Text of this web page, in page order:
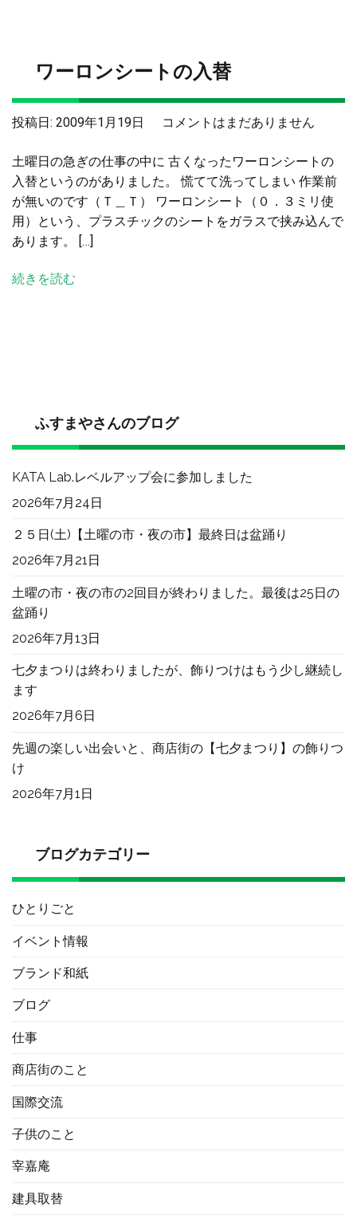
ワーロンシートの入替
投稿日: 2009年1月19日
ワ
ロ
ン
シ
ー
コメントはまだありません
土曜日の急ぎの仕事の中に 古くなったワーロンシートの
入替というのがありました。 慌てて洗ってしまい 作業前
が無いのです（Ｔ＿Ｔ） ワーロンシート（０．３ミリ使
用）という、プラスチックのシートをガラスで挟み込んで
あります。 […]
続きを読む
ふすまやさんのブログ
KATA Lab.レベルアップ会に参加しました
2026年7月24日
２５日(土)【土曜の市・夜の市】最終日は盆踊り
2026年7月21日
土曜の市・夜の市の2回目が終わりました。最後は25日の
盆踊り
2026年7月13日
七夕まつりは終わりましたが、飾りつけはもう少し継続し
ます
2026年7月6日
先週の楽しい出会いと、商店街の【七夕まつり】の飾りつ
け
2026年7月1日
ブログカテゴリー
ひとりごと
イベント情報
ブランド和紙
ブログ
仕事
商店街のこと
国際交流
子供のこと
宰嘉庵
建具取替